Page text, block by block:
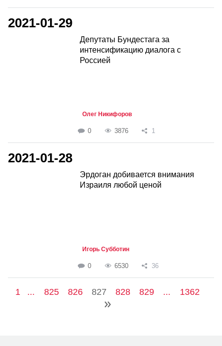
2021-01-29
Депутаты Бундестага за
интенсификацию диалога с
Россией
Олег Никифоров
0 3876 1
2021-01-28
Эрдоган добивается внимания
Израиля любой ценой
Игорь Субботин
0 6530 36
1 ... 825 826 827 828 829 ... 1362